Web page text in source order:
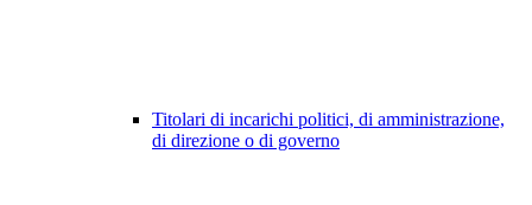
Titolari di incarichi politici, di amministrazione,
di direzione o di governo